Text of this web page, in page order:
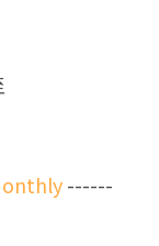
------